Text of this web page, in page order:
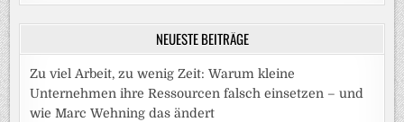
NEUESTE BEITRÄGE
Zu viel Arbeit, zu wenig Zeit: Warum kleine
Unternehmen ihre Ressourcen falsch einsetzen – und
wie Marc Wehning das ändert